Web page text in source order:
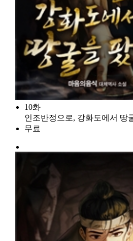
10화
인조반정으로, 강화도에서 땅
무료